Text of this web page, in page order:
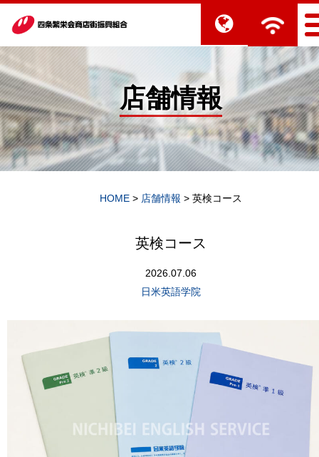
店舗情報
HOME > 店舗情報 > 英検コース
英検コース
2026.07.06
日米英語学院